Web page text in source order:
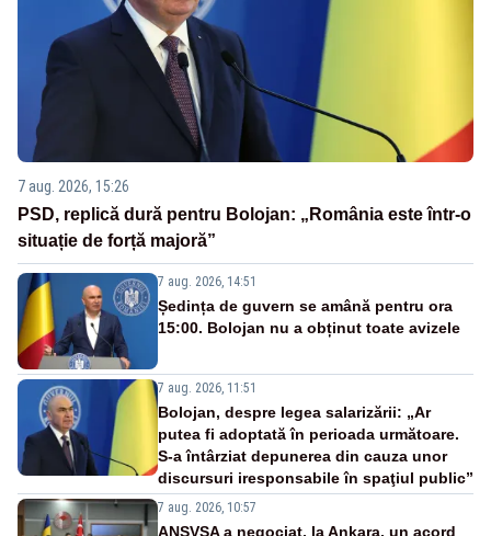
7 aug. 2026, 15:26
PSD, replică dură pentru Bolojan: „România este într-o
situație de forță majoră”
7 aug. 2026, 14:51
Ședința de guvern se amână pentru ora
15:00. Bolojan nu a obținut toate avizele
7 aug. 2026, 11:51
Bolojan, despre legea salarizării: „Ar
putea fi adoptată în perioada următoare.
S-a întârziat depunerea din cauza unor
discursuri iresponsabile în spaţiul public”
7 aug. 2026, 10:57
ANSVSA a negociat, la Ankara, un acord